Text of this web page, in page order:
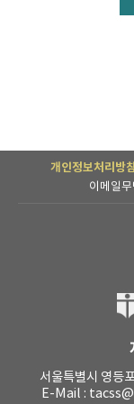
개인정보처리방침
이메일
서울특별시 영등
E-Mail :